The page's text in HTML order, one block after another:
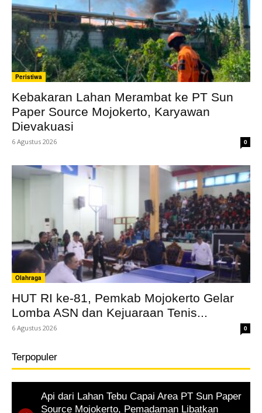
Peristiwa
Kebakaran Lahan Merambat ke PT Sun
Paper Source Mojokerto, Karyawan
Dievakuasi
6 Agustus 2026 0
Olahraga
HUT RI ke-81, Pemkab Mojokerto Gelar
Lomba ASN dan Kejuaraan Tenis...
6 Agustus 2026 0
Terpopuler
Api dari Lahan Tebu Capai Area PT Sun Paper
Source Mojokerto, Pemadaman Libatkan